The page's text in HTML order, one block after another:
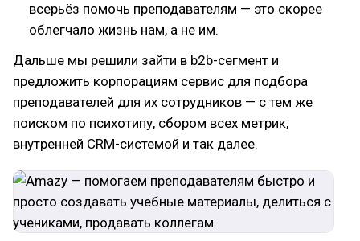
всерьёз помочь преподавателям — это скорее
облегчало жизнь нам, а не им.
Дальше мы решили зайти в b2b-сегмент и
предложить корпорациям сервис для подбора
преподавателей для их сотрудников — с тем же
поиском по психотипу, сбором всех метрик,
внутренней CRM-системой и так далее.